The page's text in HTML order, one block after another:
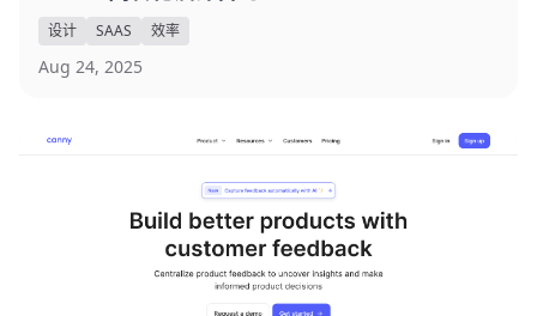
设计 SAAS 效率
Aug 24, 2025